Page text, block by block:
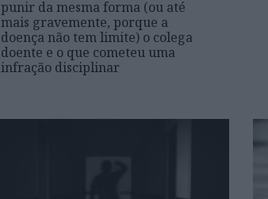
punir da mesma forma (ou até
mais gravemente, porque a
doença não tem limite) o colega
doente e o que cometeu uma
infração disciplinar